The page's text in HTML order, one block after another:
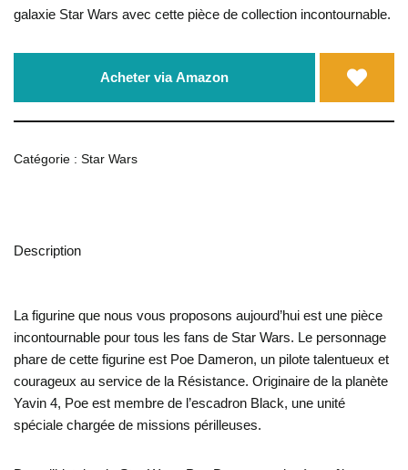
galaxie Star Wars avec cette pièce de collection incontournable.
Acheter via Amazon
Catégorie : Star Wars
Description
La figurine que nous vous proposons aujourd’hui est une pièce
incontournable pour tous les fans de Star Wars. Le personnage
phare de cette figurine est Poe Dameron, un pilote talentueux et
courageux au service de la Résistance. Originaire de la planète
Yavin 4, Poe est membre de l’escadron Black, une unité
spéciale chargée de missions périlleuses.